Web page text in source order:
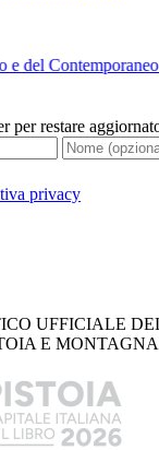
e del
per restare
privacy
UFFICIALE
E MONTAGNA